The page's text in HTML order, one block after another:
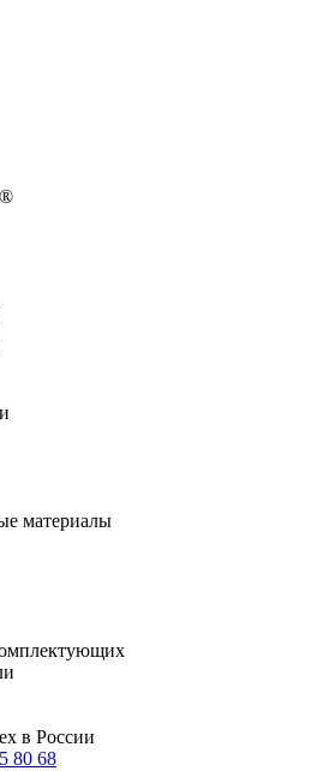
материалы
в России
80 68